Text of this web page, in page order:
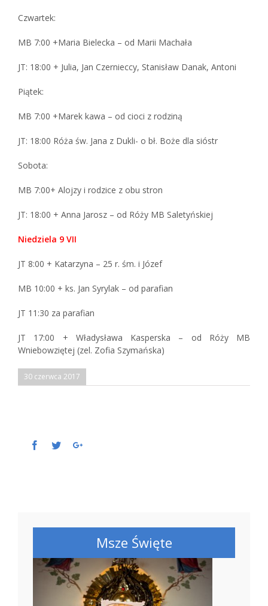
Czwartek:
MB 7:00 +Maria Bielecka – od Marii Machała
JT: 18:00 + Julia, Jan Czernieccy, Stanisław Danak, Antoni
Piątek:
MB 7:00 +Marek kawa – od cioci z rodziną
JT: 18:00 Róża św. Jana z Dukli- o bł. Boże dla sióstr
Sobota:
MB 7:00+ Alojzy i rodzice z obu stron
JT: 18:00 + Anna Jarosz – od Róży MB Saletyńskiej
Niedziela 9 VII
JT 8:00 + Katarzyna – 25 r. śm. i Józef
MB 10:00 + ks. Jan Syrylak – od parafian
JT 11:30 za parafian
JT 17:00 + Władysława Kasperska – od Róży MB
Wniebowziętej (zel. Zofia Szymańska)
30 czerwca 2017
Facebook
TwitterGoogle+
Msze Święte